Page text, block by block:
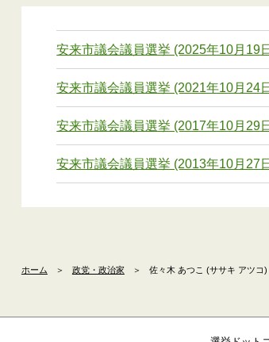
安来市議会議員選挙 (2025年10月19
安来市議会議員選挙 (2021年10月24
安来市議会議員選挙 (2017年10月29
安来市議会議員選挙 (2013年10月27
ホーム ＞ 政党・政治家 ＞ 佐々木 あつこ (ササキ アツコ)